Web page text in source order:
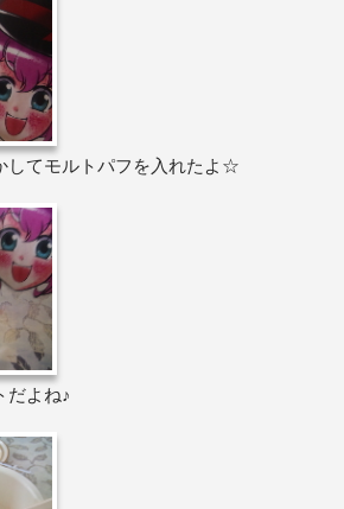
してモルトパフを入れたよ☆
だよね♪